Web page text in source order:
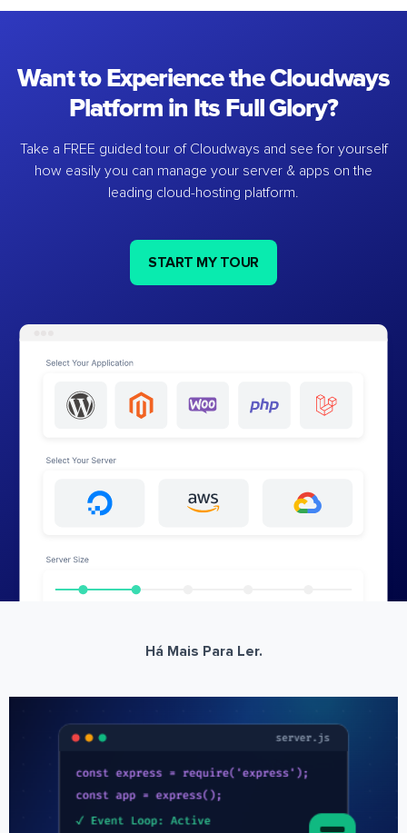
Want to Experience the Cloudways
Platform in Its Full Glory?
Take a FREE guided tour of Cloudways and see for yourself
how easily you can manage your server & apps on the
leading cloud-hosting platform.
START MY TOUR
Há Mais Para Ler.